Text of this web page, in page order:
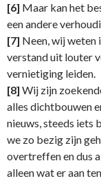
[6] Maar kan het
een andere
[7] Neen, wij weten
verstand uit louter
vernietiging leiden.
[8] Wij zijn
alles dichtbouwen
nieuws, steeds iets
we zo bezig zijn
overtreffen en dus
alleen wat er aan